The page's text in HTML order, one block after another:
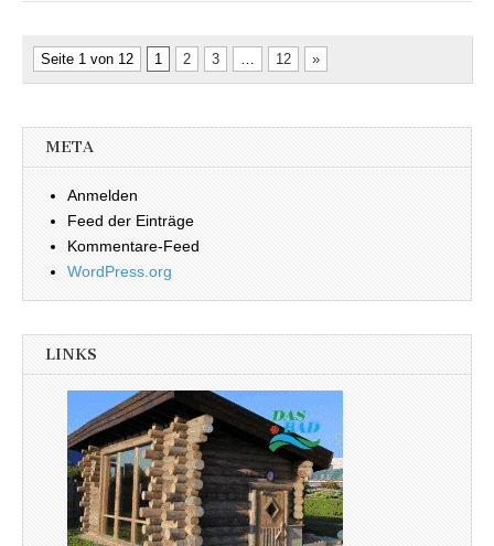
Seite 1 von 12 1 2 3 12 »
META
Anmelden
Feed der Einträge
Kommentare-Feed
WordPress.org
LINKS